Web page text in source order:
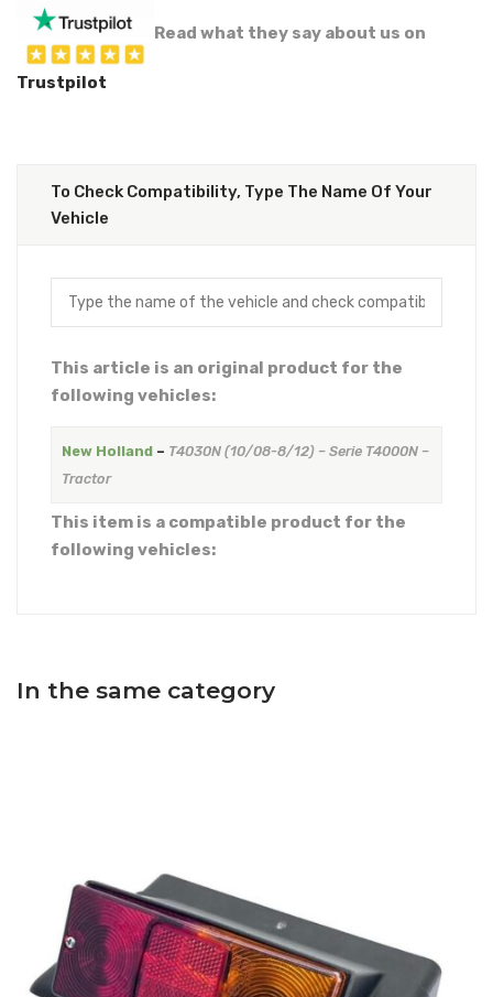
Read what they say about us on
Trustpilot
To Check Compatibility, Type The Name Of Your
Vehicle
This article is an original product for the
following vehicles:
New Holland– T4030N (10/08-8/12) – Serie T4000N –
Tractor
This item is a compatible product for the
following vehicles:
In the same category